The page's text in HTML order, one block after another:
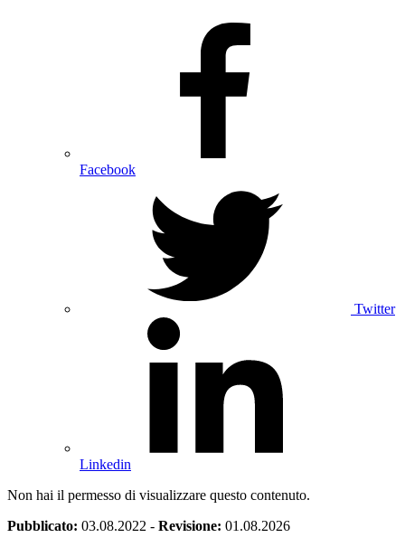
Facebook
Twitter
Linkedin
Non hai il permesso di visualizzare questo contenuto.
Pubblicato: 03.08.2022 - Revisione: 01.08.2026